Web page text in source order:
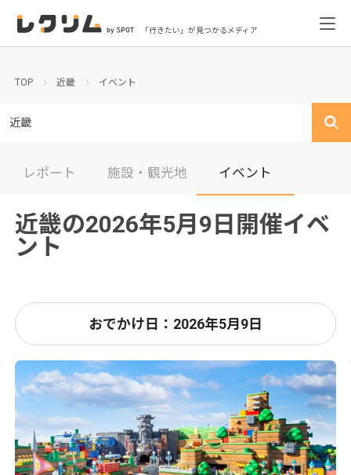
「行きたい」が見つかるメディア
TOP 近畿 イベント
近畿
レポート 施設・観光地 イベント
近畿の2026年5月9日開催イベ
ント
おでかけ日：2026年5月9日